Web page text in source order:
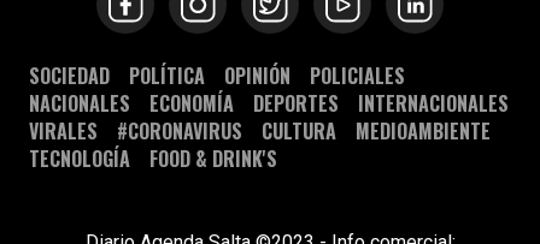
SOCIEDAD POLÍTICA OPINIÓN
POLICIALES
NACIONALES
ECONOMÍA DEPORTES
INTERNACIONALES
VIRALES
#CORONAVIRUS CULTURA
MEDIOAMBIENTE
TECNOLOGÍA
FOOD & DRINK'S